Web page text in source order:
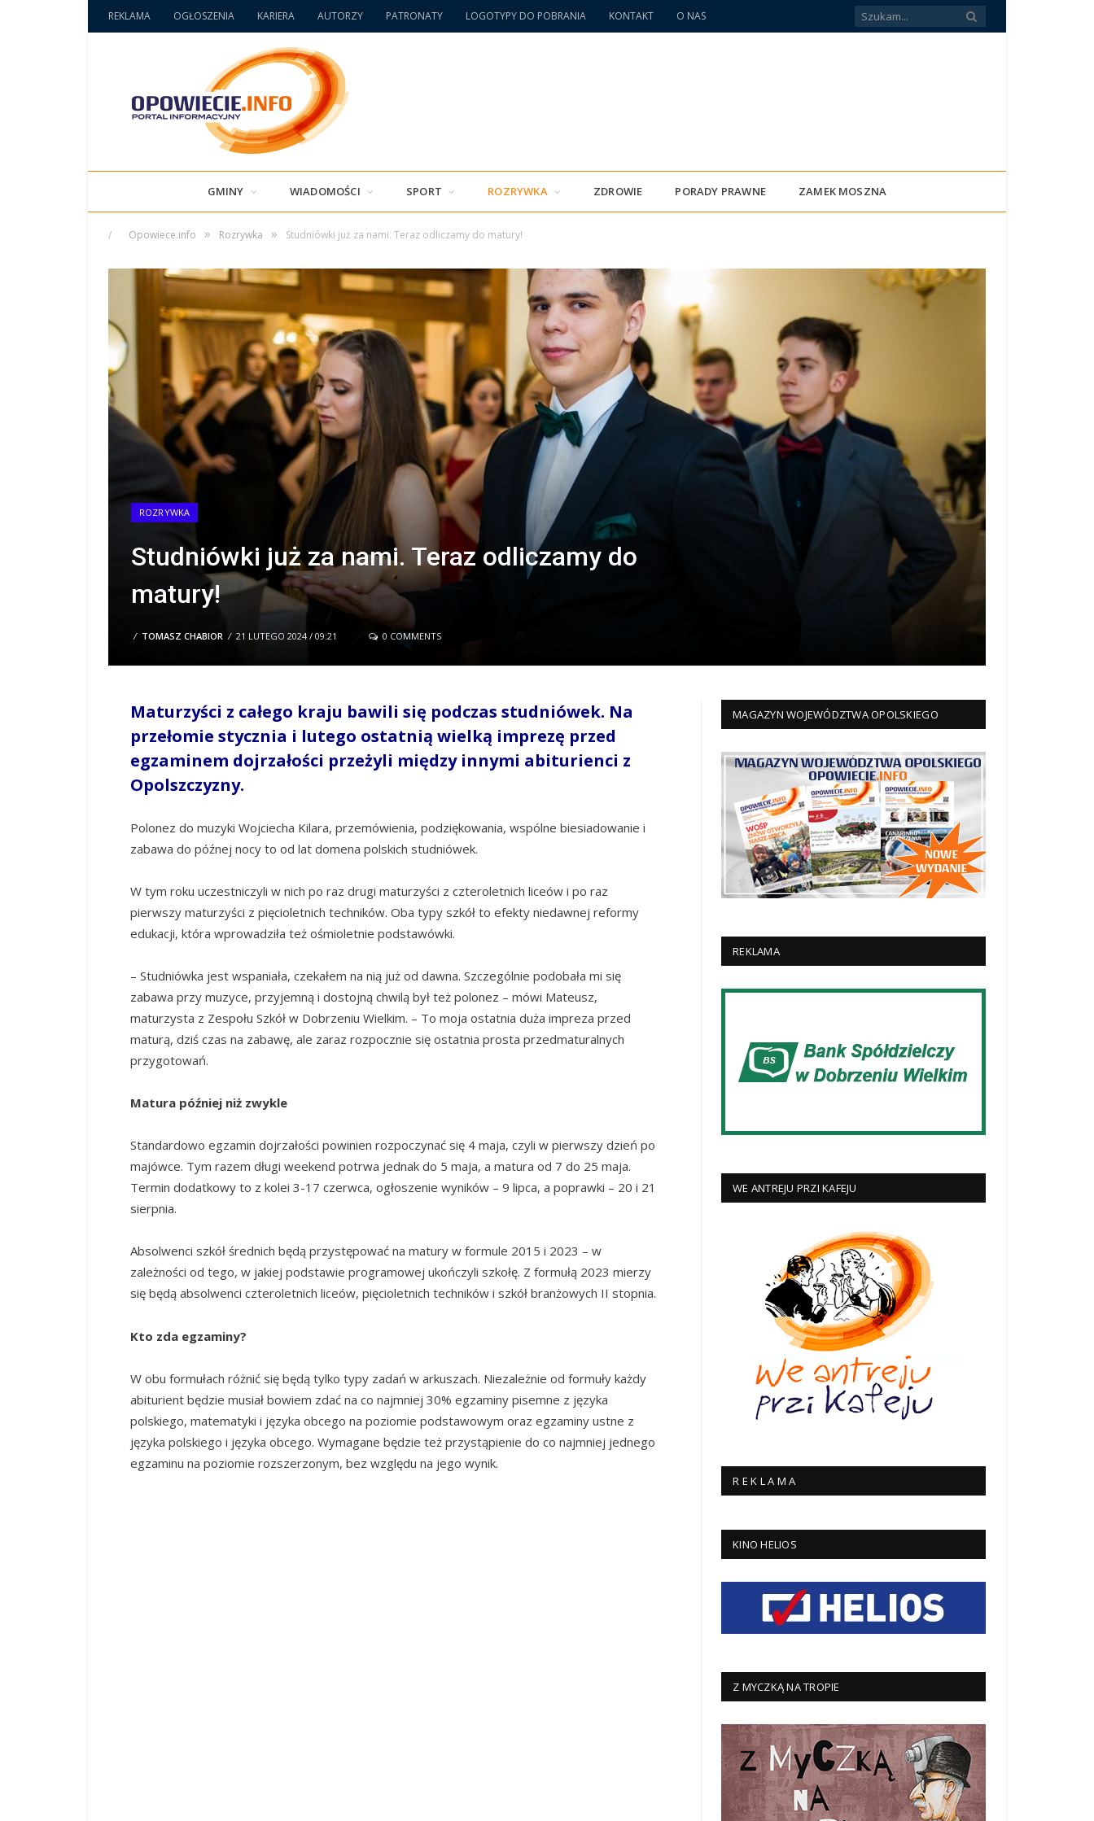
REKLAMA OGŁOSZENIA KARIERA AUTORZY PATRONATY LOGOTYPY DO POBRANIA KONTAKT O NAS
GMINY WIADOMOŚCI SPORT ROZRYWKA ZDROWIE PORADY PRAWNE ZAMEK MOSZNA
/ Opowiece.info » Rozrywka » Studniówki już za nami. Teraz odliczamy do matury!
ROZRYWKA
Studniówki już za nami. Teraz odliczamy do
matury!
/ TOMASZ CHABIOR / 21 LUTEGO 2024 / 09:21 0 COMMENTS
Maturzyści z całego kraju bawili się podczas studniówek. Na
przełomie stycznia i lutego ostatnią wielką imprezę przed
egzaminem dojrzałości przeżyli między innymi abiturienci z
Opolszczyzny.
Polonez do muzyki Wojciecha Kilara, przemówienia, podziękowania, wspólne biesiadowanie i
zabawa do późnej nocy to od lat domena polskich studniówek.
W tym roku uczestniczyli w nich po raz drugi maturzyści z czteroletnich liceów i po raz
pierwszy maturzyści z pięcioletnich techników. Oba typy szkół to efekty niedawnej reformy
edukacji, która wprowadziła też ośmioletnie podstawówki.
– Studniówka jest wspaniała, czekałem na nią już od dawna. Szczególnie podobała mi się
zabawa przy muzyce, przyjemną i dostojną chwilą był też polonez – mówi Mateusz,
maturzysta z Zespołu Szkół w Dobrzeniu Wielkim. – To moja ostatnia duża impreza przed
maturą, dziś czas na zabawę, ale zaraz rozpocznie się ostatnia prosta przedmaturalnych
przygotowań.
Matura później niż zwykle
Standardowo egzamin dojrzałości powinien rozpoczynać się 4 maja, czyli w pierwszy dzień po
majówce. Tym razem długi weekend potrwa jednak do 5 maja, a matura od 7 do 25 maja.
Termin dodatkowy to z kolei 3-17 czerwca, ogłoszenie wyników – 9 lipca, a poprawki – 20 i 21
sierpnia.
Absolwenci szkół średnich będą przystępować na matury w formule 2015 i 2023 – w
zależności od tego, w jakiej podstawie programowej ukończyli szkołę. Z formułą 2023 mierzy
się będą absolwenci czteroletnich liceów, pięcioletnich techników i szkół branżowych II stopnia.
Kto zda egzaminy?
W obu formułach różnić się będą tylko typy zadań w arkuszach. Niezależnie od formuły każdy
abiturient będzie musiał bowiem zdać na co najmniej 30% egzaminy pisemne z języka
polskiego, matematyki i języka obcego na poziomie podstawowym oraz egzaminy ustne z
języka polskiego i języka obcego. Wymagane będzie też przystąpienie do co najmniej jednego
egzaminu na poziomie rozszerzonym, bez względu na jego wynik.
MAGAZYN WOJEWÓDZTWA OPOLSKIEGO
REKLAMA
WE ANTREJU PRZI KAFEJU
R E K L A M A
KINO HELIOS
Z MYCZKĄ NA TROPIE